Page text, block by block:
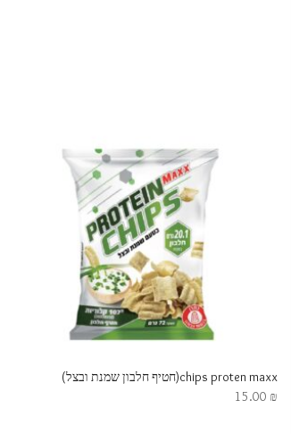
chips proten maxx(חטיף חלבון שמנת ובצל)
15.00 ₪